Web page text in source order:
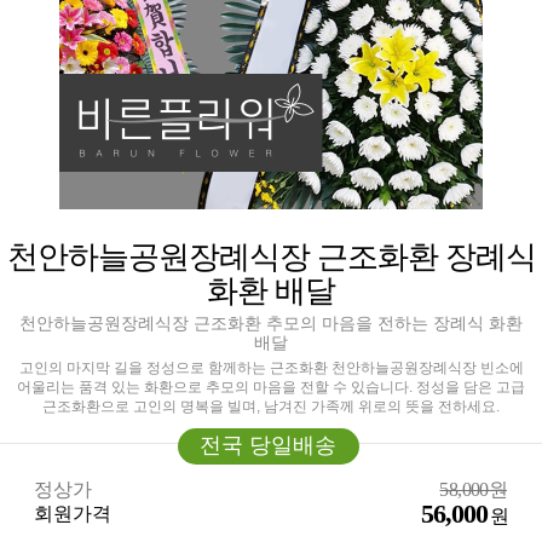
천안하늘공원장례식장 근조화환 장례식
화환 배달
천안하늘공원장례식장 근조화환 추모의 마음을 전하는 장례식 화환
배달
고인의 마지막 길을 정성으로 함께하는 근조화환 천안하늘공원장례식장 빈소에
어울리는 품격 있는 화환으로 추모의 마음을 전할 수 있습니다. 정성을 담은 고급
근조화환으로 고인의 명복을 빌며, 남겨진 가족께 위로의 뜻을 전하세요.
전국 당일배송
정상가
58,000원
회원가격
56,000원